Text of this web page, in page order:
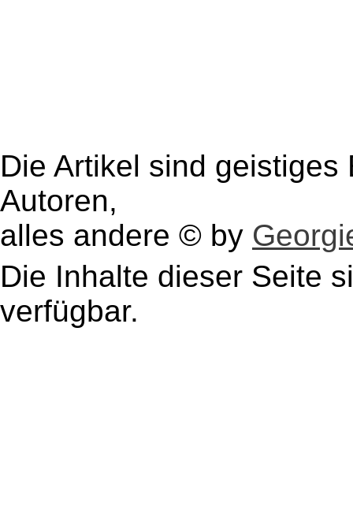
Die Artikel sind
Autoren,
alles andere © by
Die Inhalte dieser Seite
verfügbar.